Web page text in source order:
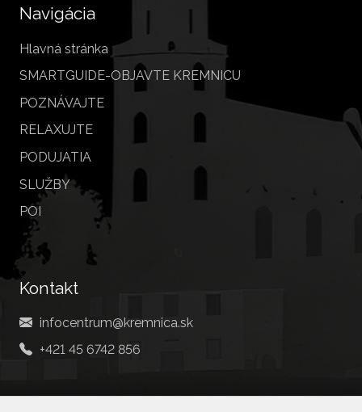
Navigácia
Hlavná stránka
SMARTGUIDE-OBJAVTE KREMNICU
POZNÁVAJTE
RELAXUJTE
PODUJATIA
SLUŽBY
POI
Kontakt
infocentrum@kremnica.sk
+421 45 6742 856